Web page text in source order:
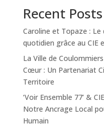
Recent Posts
Caroline et Topaze :
quotidien grâce au CIE
La Ville de
Cœur : Un Partenariat
Territoire
‘Voir Ensemble 77’ &
Notre Ancrage Local
Humain